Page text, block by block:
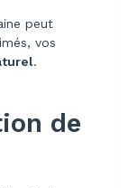
peut
vos
.
de